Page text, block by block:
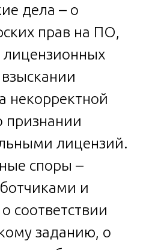
дела – о
прав на ПО,
некорректной
лицензий.
споры –
и
соответствии
заданию, о